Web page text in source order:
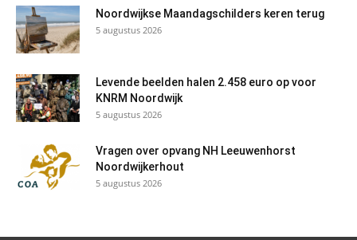
Noordwijkse Maandagschilders keren terug
5 augustus 2026
Levende beelden halen 2.458 euro op voor
KNRM Noordwijk
5 augustus 2026
Vragen over opvang NH Leeuwenhorst
Noordwijkerhout
5 augustus 2026